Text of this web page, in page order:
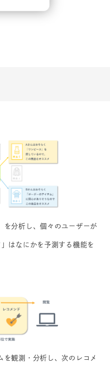
を分析し、個々のユーザーが
はなにかを予測する機能を
を観測・分析し、次のレコメ